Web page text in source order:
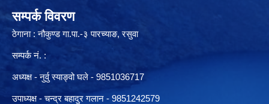
सम्पर्क विवरण
ठेगाना : नौकुण्ड गा.पा.-३ पारच्याङ, रसुवा
सम्पर्क नं. :
अध्यक्ष - नुर्वु स्याङ्वो घले - 9851036717
उपाध्यक्ष - चन्द्र बहादुर गलान - 9851242579